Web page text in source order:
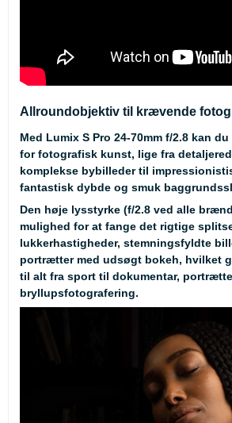
Allroundobjektiv til krævende
Med Lumix S Pro 24-70mm f/2.8 kan
for fotografisk kunst, lige fra
komplekse bybilleder til
fantastisk dybde og smuk
Den høje lysstyrke (f/2.8 ved alle
mulighed for at fange det rigtige
lukkerhastigheder, stemningsfyldte
portrætter med udsøgt bokeh, hvilket
til alt fra sport til dokumentar,
bryllupsfotografering.